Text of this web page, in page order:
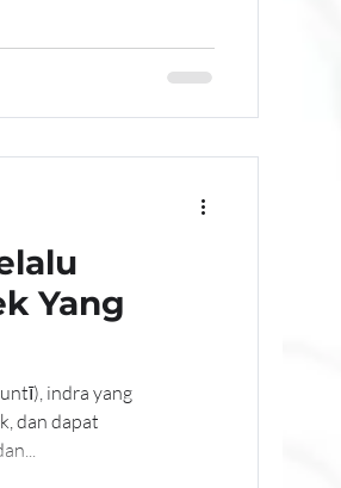
Yang
indra yang
dan dapat